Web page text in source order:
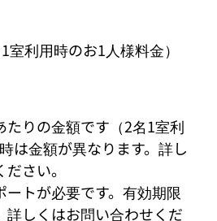
利用時のお1人様料金）
りの金額です（2名1室利
は金額が異なります。詳し
さい。
トが必要です。有効期限
詳しくはお問い合わせくだ